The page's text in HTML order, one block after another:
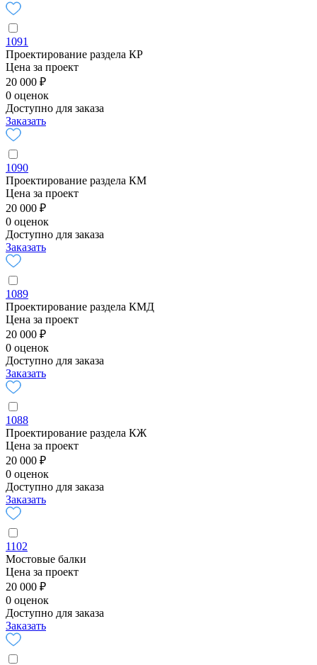
1091
Проектирование раздела КР
Цена за проект
20 000 ₽
0 оценок
Доступно для заказа
Заказать
1090
Проектирование раздела КМ
Цена за проект
20 000 ₽
0 оценок
Доступно для заказа
Заказать
1089
Проектирование раздела КМД
Цена за проект
20 000 ₽
0 оценок
Доступно для заказа
Заказать
1088
Проектирование раздела КЖ
Цена за проект
20 000 ₽
0 оценок
Доступно для заказа
Заказать
1102
Мостовые балки
Цена за проект
20 000 ₽
0 оценок
Доступно для заказа
Заказать